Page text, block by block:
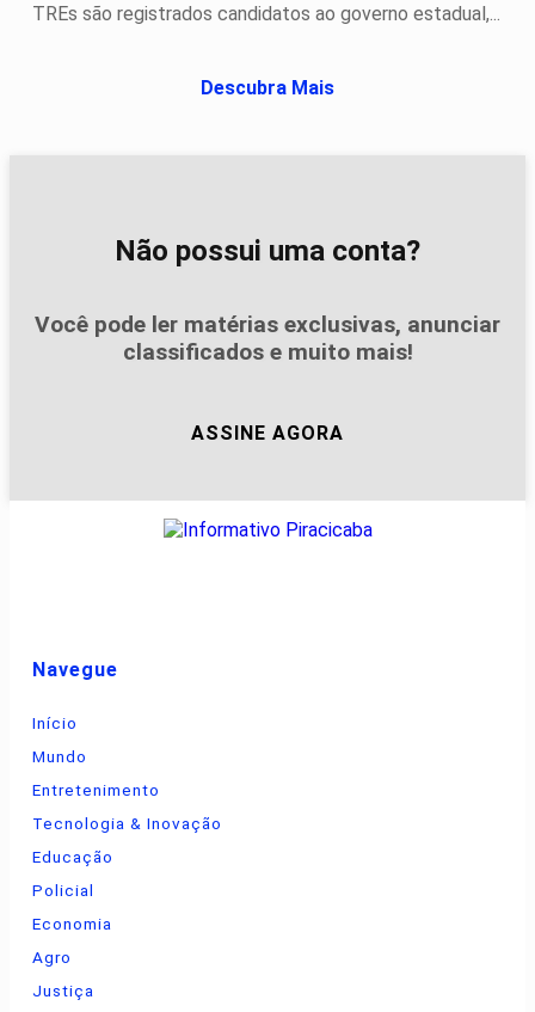
TREs são registrados candidatos ao governo estadual,...
Descubra Mais
Não possui uma conta?
Você pode ler matérias exclusivas, anunciar
classificados e muito mais!
ASSINE AGORA
Navegue
Início
Mundo
Entretenimento
Tecnologia & Inovação
Educação
Policial
Economia
Agro
Justiça